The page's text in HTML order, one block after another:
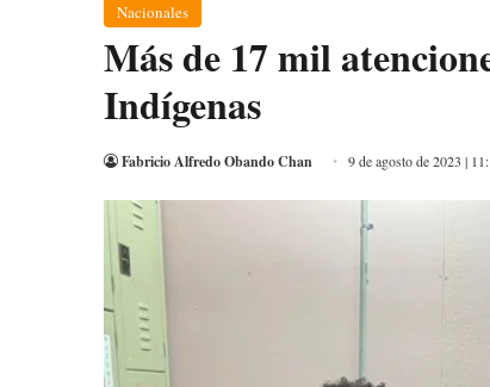
Nacionales
Más de 17 mil
Indígenas
Fabricio Alfredo Obando Chan 9 de agosto de 2023 |